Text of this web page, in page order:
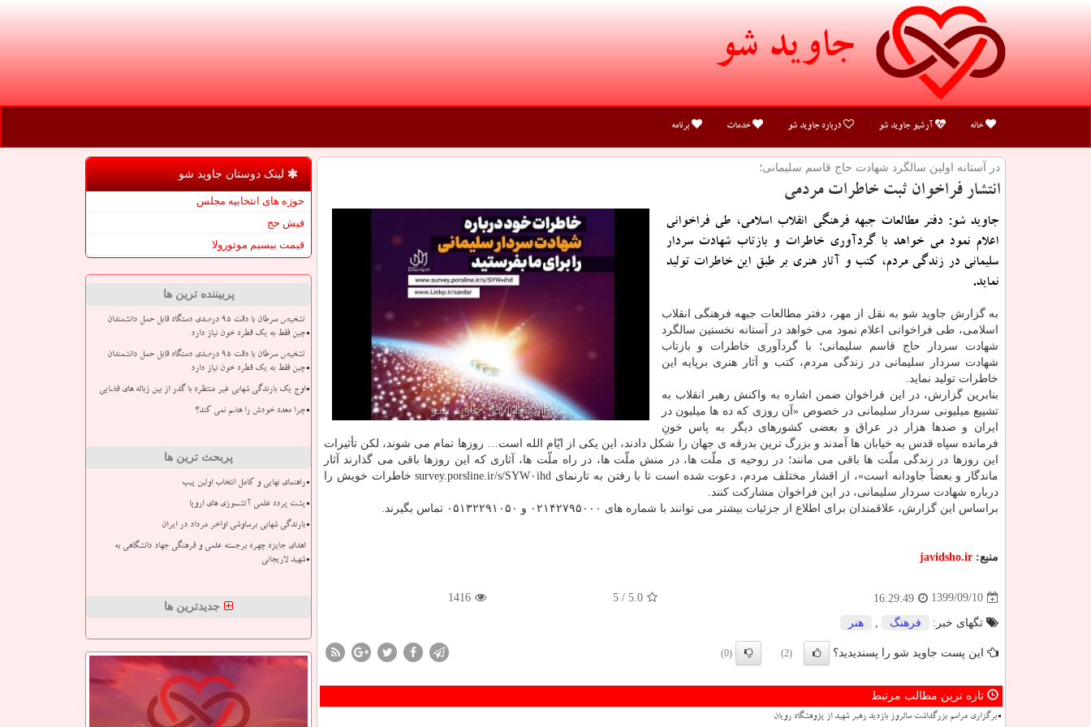
جاوید شو
خانه آرشیو جاوید شو درباره جاوید شو خدمات برنامه
در آستانه اولین سالگرد شهادت حاج قاسم سلیمانی؛
انتشار فراخوان ثبت خاطرات مردمی
جاوید شو: دفتر مطالعات جبهه فرهنگی انقلاب اسلامی، طی فراخوانی
اعلام نمود می خواهد با گردآوری خاطرات و بازتاب شهادت سردار
سلیمانی در زندگی مردم، كتب و آثار هنری بر طبق این خاطرات تولید
نماید.
به گزارش جاوید شو به نقل از مهر، دفتر مطالعات جبهه فرهنگی انقلاب
اسلامی، طی فراخوانی اعلام نمود می خواهد در آستانه نخستین سالگرد
شهادت سردار حاج قاسم سلیمانی؛ با گردآوری خاطرات و بازتاب
شهادت سردار سلیمانی در زندگی مردم، کتب و آثار هنری برپایه این
خاطرات تولید نماید.
بنابرین گزارش، در این فراخوان ضمن اشاره به واکنش رهبر انقلاب به
تشییع میلیونی سردار سلیمانی در خصوص «آن روزی که ده ها میلیون در
ایران و صدها هزار در عراق و بعضی کشورهای دیگر به پاس خونِ
فرمانده سپاه قدس به خیابان ها آمدند و بزرگ ترین بدرقه ی جهان را شکل دادند، این یکی از ایّام الله است… روزها تمام می شوند، لکن تأثیرات
این روزها در زندگی ملّت ها باقی می مانند؛ در روحیه ی ملّت ها، در منش ملّت ها، در راه ملّت ها، آثاری که این روزها باقی می گذارند آثار
ماندگار و بعضاً جاودانه است»، از اقشار مختلف مردم، دعوت شده است تا با رفتن به تارنمای survey.porsline.ir/s/SYW۰ihd خاطرات خویش را
درباره شهادت سردار سلیمانی، در این فراخوان مشارکت کنند.
براساس این گزارش، علاقمندان برای اطلاع از جزئیات بیشتر می توانند با شماره های ۰۲۱۴۲۷۹۵۰۰۰ و ۰۵۱۳۲۲۹۱۰۵۰ تماس بگیرند.
منبع: javidsho.ir
1399/09/10
16:29:49
5.0
/ 5
1416
تگهای خبر: فرهنگ هنر
این پست جاوید شو را پسندیدید؟ (2)
(0)
تازه ترین مطالب مرتبط
برگزاری مراسم بزرگداشت سالروز بازدید رهبر شهید از پژوهشگاه رویان
لینک دوستان جاوید شو
حوزه های انتخابیه مجلس
فیش حج
قیمت بیسیم موتورولا
پربیننده ترین ها
تشخیص سرطان با دقت ۹۵ درصدی دستگاه قابل حمل دانشمندان
چین فقط به یک قطره خون نیاز دارد
تشخیص سرطان با دقت ۹۵ درصدی دستگاه قابل حمل دانشمندان
چین فقط به یک قطره خون نیاز دارد
اوج یک بارندگی شهابی غیر منتظره با گذر از بین زباله های فضایی
چرا معده خودش را هضم نمی کند؟
پربحث ترین ها
راهنمای نهایی و کامل انتخاب اولین پیپ
پشت پرده علمی آتشسوزی های اروپا
بارندگی شهابی برساوشی اواخر مرداد در ایران
اهدای جایزه چهره برجسته علمی و فرهنگی جهاد دانشگاهی به
شهید لاریجانی
جدیدترین ها